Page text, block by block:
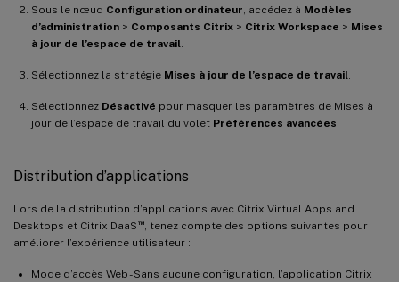
Sous le nœud Configuration ordinateur, accédez à Modèles
d’administration > Composants Citrix > Citrix Workspace > Mises
à jour de l’espace de travail.
Sélectionnez la stratégie Mises à jour de l’espace de travail.
Sélectionnez Désactivé pour masquer les paramètres de Mises à
jour de l’espace de travail du volet Préférences avancées.
Distribution d’applications
Lors de la distribution d’applications avec Citrix Virtual Apps and
Desktops et Citrix DaaS ™, tenez compte des options suivantes pour
améliorer l’expérience utilisateur :
Mode d’accès Web - Sans aucune configuration, l’application Citrix